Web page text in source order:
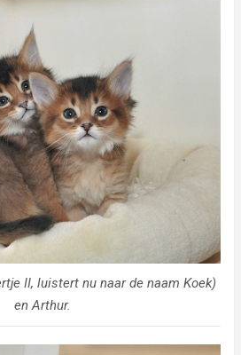
II, luistert nu naar de naam Koek)
en Arthur.